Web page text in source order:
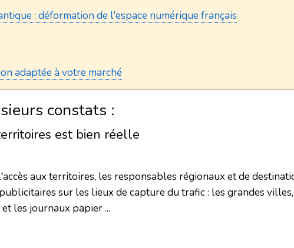
: déformation de l'espace numérique français
adaptée à votre marché
constats :
est bien réelle
aux territoires, les responsables régionaux et de
sur les lieux de capture du trafic : les grandes
les journaux papier ...